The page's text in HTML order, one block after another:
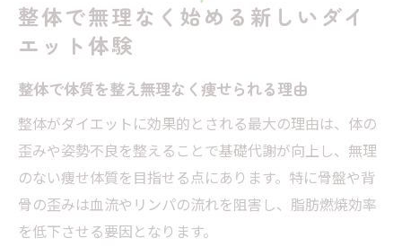
整体ダイエットの口コミからわかる成功例
骨盤矯正で痩せやすい体質を目指す整体の力
整体による骨盤矯正が痩せ体質を作る仕組
み
整体ダイエット効果と骨盤のバランスの重
要性
骨盤矯正で得られるダイエット整体のメリ
ット
整体で無理なく始める新しいダイ
エット体験
整体で体質を整え無理なく痩せられる理由
整体がダイエットに効果的とされる最大の理由は、体の
歪みや姿勢不良を整えることで基礎代謝が向上し、無理
のない痩せ体質を目指せる点にあります。特に骨盤や背
骨の歪みは血流やリンパの流れを阻害し、脂肪燃焼効率
を低下させる要因となります。